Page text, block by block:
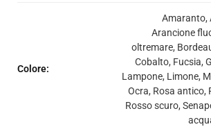
Colore:
Amaranto,
Arancione
oltremare,
Cobalto, Fucsia,
Lampone, Limone,
Ocra, Rosa antico,
Rosso scuro,